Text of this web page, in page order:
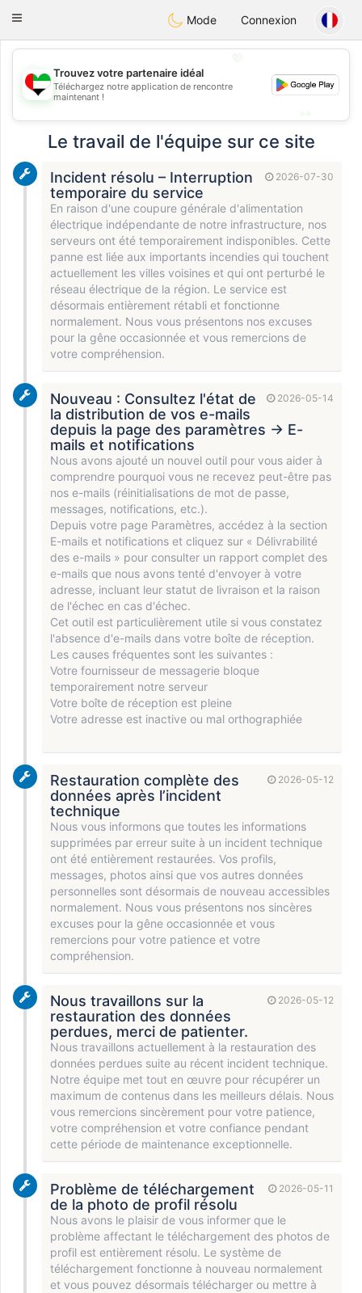
EmiratesChat
Toggle
Mode Connexion
💖
💕
Trouvez votre partenaire idéal
Téléchargez notre application de rencontre
maintenant !
Le travail de l'équipe sur ce site
2026-07-30
Incident résolu – Interruption
temporaire du service
En raison d'une coupure générale d'alimentation
électrique indépendante de notre infrastructure, nos
serveurs ont été temporairement indisponibles. Cette
panne est liée aux importants incendies qui touchent
actuellement les villes voisines et qui ont perturbé le
réseau électrique de la région. Le service est
désormais entièrement rétabli et fonctionne
normalement. Nous vous présentons nos excuses
pour la gêne occasionnée et vous remercions de
votre compréhension.
2026-05-14
Nouveau : Consultez l'état de
la distribution de vos e-mails
depuis la page des paramètres → E-
mails et notifications
Nous avons ajouté un nouvel outil pour vous aider à
comprendre pourquoi vous ne recevez peut-être pas
nos e-mails (réinitialisations de mot de passe,
messages, notifications, etc.).
Depuis votre page Paramètres, accédez à la section
E-mails et notifications et cliquez sur « Délivrabilité
des e-mails » pour consulter un rapport complet des
e-mails que nous avons tenté d'envoyer à votre
adresse, incluant leur statut de livraison et la raison
de l'échec en cas d'échec.
Cet outil est particulièrement utile si vous constatez
l'absence d'e-mails dans votre boîte de réception.
Les causes fréquentes sont les suivantes :
Votre fournisseur de messagerie bloque
temporairement notre serveur
Votre boîte de réception est pleine
Votre adresse est inactive ou mal orthographiée
2026-05-12
Restauration complète des
données après l’incident
technique
Nous vous informons que toutes les informations
supprimées par erreur suite à un incident technique
ont été entièrement restaurées. Vos profils,
messages, photos ainsi que vos autres données
personnelles sont désormais de nouveau accessibles
normalement. Nous vous présentons nos sincères
excuses pour la gêne occasionnée et vous
remercions pour votre patience et votre
compréhension.
2026-05-12
Nous travaillons sur la
restauration des données
perdues, merci de patienter.
Nous travaillons actuellement à la restauration des
données perdues suite au récent incident technique.
Notre équipe met tout en œuvre pour récupérer un
maximum de contenus dans les meilleurs délais. Nous
vous remercions sincèrement pour votre patience,
votre compréhension et votre confiance pendant
cette période de maintenance exceptionnelle.
2026-05-11
Problème de téléchargement
de la photo de profil résolu
Nous avons le plaisir de vous informer que le
problème affectant le téléchargement des photos de
profil est entièrement résolu. Le système de
téléchargement fonctionne à nouveau normalement
et vous pouvez désormais télécharger ou mettre à